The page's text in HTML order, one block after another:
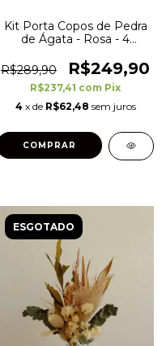
Kit Porta Copos de Pedra
de Ágata - Rosa - 4
R$289,90
R$249,90
R$237,41 com Pix
4 x de R$62,48 sem juros
ESGOTADO